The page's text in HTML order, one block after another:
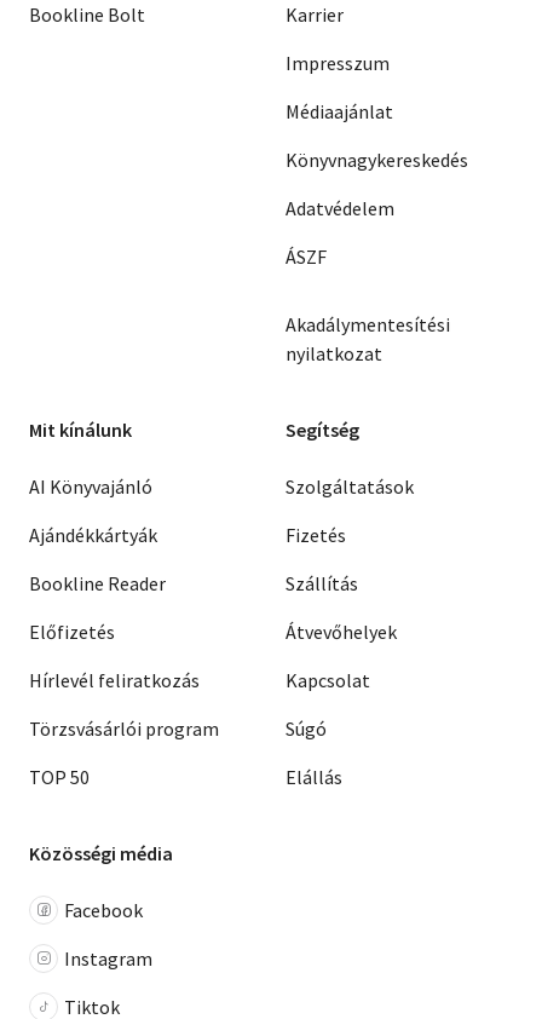
Bookline Bolt
Karrier
Impresszum
Médiaajánlat
Könyvnagykereskedés
Adatvédelem
ÁSZF
Akadálymentesítési
nyilatkozat
Mit kínálunk
AI Könyvajánló
Ajándékkártyák
Bookline Reader
Előfizetés
Hírlevél feliratkozás
Törzsvásárlói program
TOP 50
Segítség
Szolgáltatások
Fizetés
Szállítás
Átvevőhelyek
Kapcsolat
Súgó
Elállás
Közösségi média
Facebook
Instagram
Tiktok